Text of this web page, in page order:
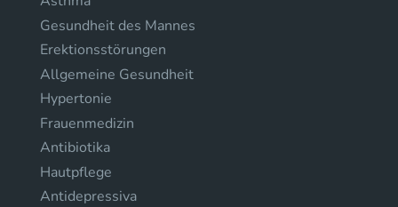
Gesundheit des Mannes
Erektionsstörungen
Allgemeine Gesundheit
Hypertonie
Frauenmedizin
Antibiotika
Hautpflege
Antidepressiva